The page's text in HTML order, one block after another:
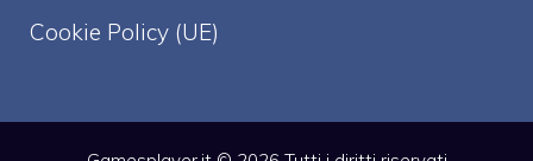
Cookie Policy (UE)